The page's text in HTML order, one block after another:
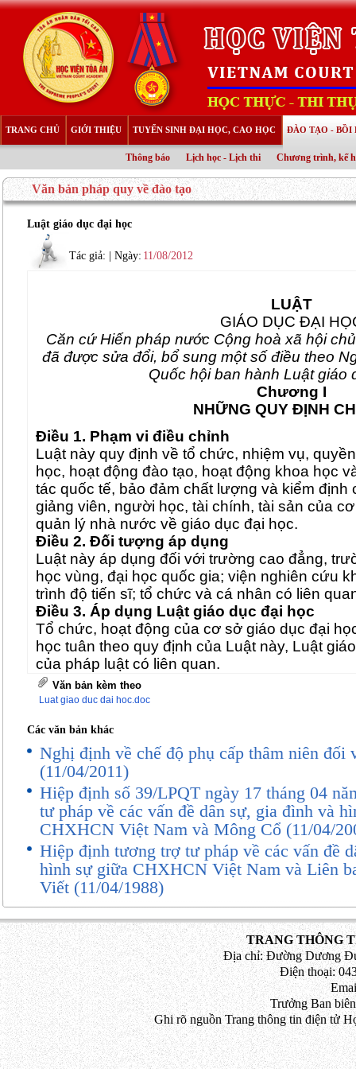
TRANG CHỦ GIỚI THIỆU TUYỂN SINH ĐẠI HỌC, CAO HỌC ĐÀO TẠO - BỒI
Thông báo Lịch học - Lịch thi Chương trình, kế
Văn bản pháp quy về đào tạo
Luật giáo dục đại học
Tác giả: | Ngày: 11/08/2012
LUẬT
GIÁO DỤC ĐẠI
Căn cứ Hiến pháp nước Cộng hoà xã hội
đã được sửa đổi, bổ sung một số điều theo
Quốc hội ban hành Luật giáo
Chương I
NHỮNG QUY ĐỊNH
Điều 1. Phạm vi điều chỉnh
Luật này quy định về tổ chức, nhiệm vụ,
học, hoạt động đào tạo, hoạt động khoa học
tác quốc tế, bảo đảm chất lượng và kiểm
giảng viên, người học, tài chính, tài sản của
quản lý nhà nước về giáo dục đại học.
Điều 2. Đối tượng áp dụng
Luật này áp dụng đối với trường cao đẳng,
học vùng, đại học quốc gia; viện nghiên cứu
trình độ tiến sĩ; tổ chức và cá nhân có liên
Điều 3. Áp dụng Luật giáo dục đại học
Tổ chức, hoạt động của cơ sở giáo dục đại
học tuân theo quy định của Luật này, Luật
của pháp luật có liên quan.
Điều 4. Giải thích từ ngữ
Trong Luật này, các từ ngữ dưới đây được
toàn bộ thời gian tại cơ sở giáo dục đại học
tạo một trình độ của giáo dục đại học.
2. Giáo dục thường xuyên
thức đào tạo theo các lớp học, khóa học tại
cơ sở liên kết đào tạo, phù hợp với yêu cầu
chương trình đào tạo ở trình độ cao đẳng, đại
3.Ngành đào tạolà một tập hợp những kiến
của một lĩnh vực hoạt động nghề nghiệp,
tạo bao gồm nhiều chuyên ngành đào tạo.
4.Chuyên ngành đào tạo
chuyên môn chuyên sâu của một ngành đào
5.Liên thông trong giáo dục đại họclà biện
người học được sử dụng kết quả học tập đã
hơn cùng ngành đào tạo hoặc khi chuyển
đào tạo khác.
6.Chuẩn kiến thức, kỹ năng của chương trình
về kiến thức, kỹ năng mà người học phải đạt
chương trình đào tạo.
7.Cơ sở giáo dục đại học tư thục và cơ sở
Văn bản kèm theo
Luat giao duc dai hoc.doc
Các văn bản khác
Nghị định về chế độ phụ cấp thâm niên đối
(11/04/2011)
Hiệp định số 39/LPQT ngày 17 tháng 04
tư pháp về các vấn đề dân sự, gia đình và
CHXHCN Việt Nam và Mông Cổ (11/04/
Hiệp định tương trợ tư pháp về các vấn đề
hình sự giữa CHXHCN Việt Nam và Liên
Viết (11/04/1988)
TRANG THÔNG
Địa chỉ: Đường Dương
Điện thoại:
Trưởng Ban
Ghi rõ nguồn Trang thông tin điện tử